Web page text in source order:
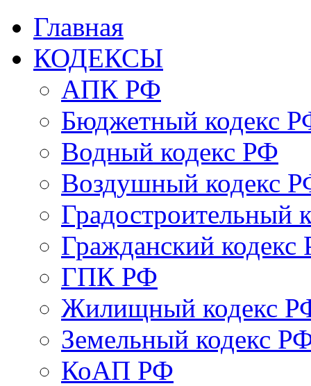
Главная
КОДЕКСЫ
АПК РФ
Бюджетный кодекс
Водный кодекс РФ
Воздушный кодекс
Градостроительный
Гражданский кодекс
ГПК РФ
Жилищный кодекс
Земельный кодекс
КоАП РФ